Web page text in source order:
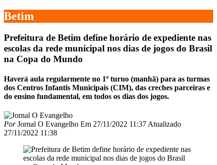
Betim
Prefeitura de Betim define horário de expediente nas
escolas da rede municipal nos dias de jogos do Brasil
na Copa do Mundo
Haverá aula regularmente no 1º turno (manhã) para as turmas
dos Centros Infantis Municipais (CIM), das creches parceiras e
do ensino fundamental, em todos os dias dos jogos.
PorJornal O Evangelho Em 27/11/2022 11:37 Atualizado
27/11/2022 11:38